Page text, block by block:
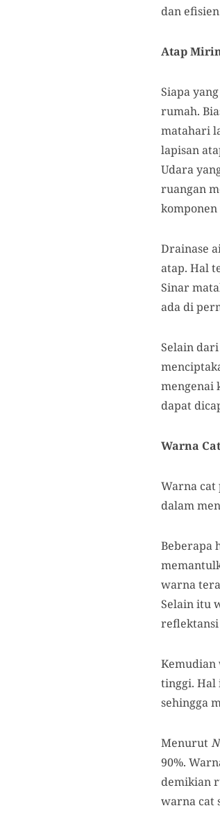
dan
Atap
Siapa
rumah.
matahari
lapisan
Udara
ruangan
Drainase
atap. Hal
Sinar
ada di
Selain
mengenai
dapat
Warna
Warna cat
dalam
Beberapa
warna
Selain itu
reflektansi
Kemudian
tinggi. Hal
sehingga
Menurut
90%.
demikian
warna cat